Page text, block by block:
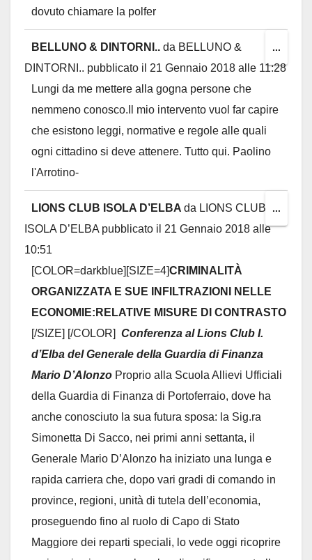
dovuto chiamare la polfer
BELLUNO & DINTORNI.. da BELLUNO &
DINTORNI.. pubblicato il 21 Gennaio 2018 alle 11:28
Lungi da me mettere alla gogna persone che
nemmeno conosco.Il mio intervento vuol far capire
che esistono leggi, normative e regole alle quali
ogni cittadino si deve attenere. Tutto qui. Paolino
l'Arrotino-
...
this
LIONS CLUB ISOLA D’ELBA da LIONS CLUB
ISOLA D’ELBA pubblicato il 21 Gennaio 2018 alle
10:51
[COLOR=darkblue][SIZE=4]CRIMINALITÀ
ORGANIZZATA E SUE INFILTRAZIONI NELLE
ECONOMIE:RELATIVE MISURE DI CONTRASTO
[/SIZE] [/COLOR] Conferenza al Lions Club I.
d’Elba del Generale della Guardia di Finanza
Mario D’Alonzo Proprio alla Scuola Allievi Ufficiali
della Guardia di Finanza di Portoferraio, dove ha
anche conosciuto la sua futura sposa: la Sig.ra
Simonetta Di Sacco, nei primi anni settanta, il
Generale Mario D’Alonzo ha iniziato una lunga e
rapida carriera che, dopo vari gradi di comando in
province, regioni, unità di tutela dell’economia,
proseguendo fino al ruolo di Capo di Stato
Maggiore dei reparti speciali, lo vede oggi ricoprire
...
this